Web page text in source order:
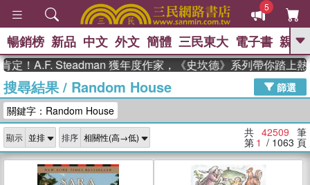
5
GO
熱搜： 東野圭吾 高希均教授回憶錄
、 The Odyssey 、 父親節 、 如果歷
獎 臺灣漫遊錄 、 方念華 、 台灣的李
登輝時代
數學女孩：黎曼猜想 、
偉大的迷走神經
暢銷榜 新品 中文 外文 簡體 三民東大 電子書 親子
Steadman 獲年度作家，《史坎德》系列帶你踏上熱血奇幻
搜尋結果/ Random House
篩選
關鍵字：Random House
顯示 排序 共 42509 筆
第 1 / 1063 頁